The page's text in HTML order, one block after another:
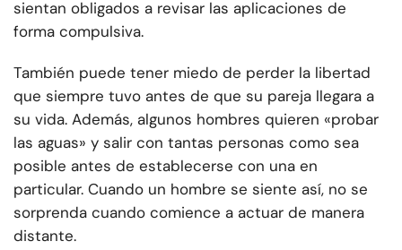
sientan obligados a revisar las aplicaciones de
forma compulsiva.
También puede tener miedo de perder la libertad
que siempre tuvo antes de que su pareja llegara a
su vida. Además, algunos hombres quieren «probar
las aguas» y salir con tantas personas como sea
posible antes de establecerse con una en
particular. Cuando un hombre se siente así, no se
sorprenda cuando comience a actuar de manera
distante.